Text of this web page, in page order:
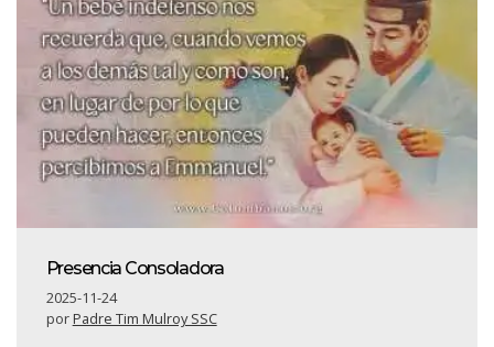
Presencia Consoladora
2025-11-24
porPadre Tim Mulroy SSC